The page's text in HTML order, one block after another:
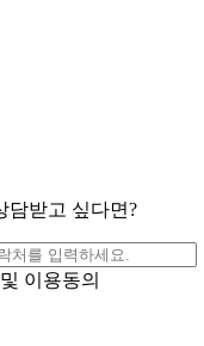
담받고 싶다면?
이용동의